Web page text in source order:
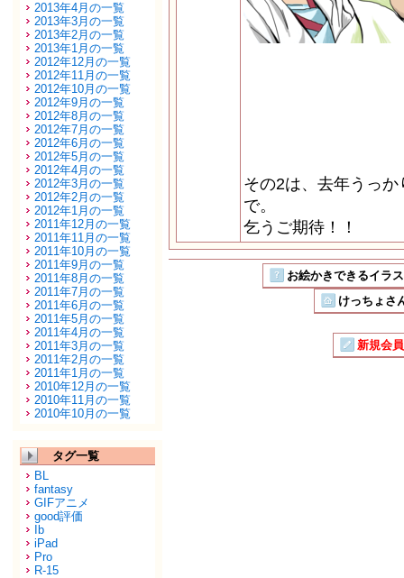
2013年4月の一覧
2013年3月の一覧
2013年2月の一覧
2013年1月の一覧
2012年12月の一覧
2012年11月の一覧
2012年10月の一覧
2012年9月の一覧
2012年8月の一覧
2012年7月の一覧
2012年6月の一覧
2012年5月の一覧
2012年4月の一覧
2012年3月の一覧
2012年2月の一覧
2012年1月の一覧
2011年12月の一覧
2011年11月の一覧
2011年10月の一覧
2011年9月の一覧
2011年8月の一覧
2011年7月の一覧
2011年6月の一覧
2011年5月の一覧
2011年4月の一覧
2011年3月の一覧
2011年2月の一覧
2011年1月の一覧
2010年12月の一覧
2010年11月の一覧
2010年10月の一覧
タグ一覧
BL
fantasy
GIFアニメ
good評価
Ib
iPad
Pro
R-15
その2は、去年うっ
で。
乞うご期待！！
お絵かきできるイラ
けっちょさ
新規会